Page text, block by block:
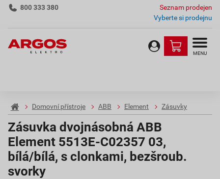
800 333 380
Seznam prodejen
Vyberte si prodejnu
MENU
Domovní přístroje ABB Element Zásuvky
Zásuvka dvojnásobná ABB
Element 5513E-C02357 03,
bílá/bílá, s clonkami, bezšroub.
svorky